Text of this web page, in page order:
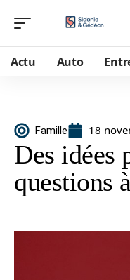
Actu Auto
Famille 18
Des idées
questions